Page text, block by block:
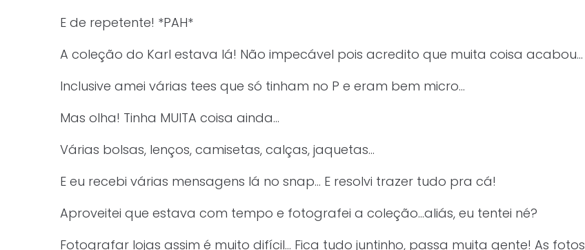
E de repetente! *PAH*
A coleção do Karl estava lá! Não impecável pois acredito que muita coisa acabou…
Inclusive amei várias tees que só tinham no P e eram bem micro…
Mas olha! Tinha MUITA coisa ainda…
Várias bolsas, lenços, camisetas, calças, jaquetas…
E eu recebi várias mensagens lá no snap… E resolvi trazer tudo pra cá!
Aproveitei que estava com tempo e fotografei a coleção…aliás, eu tentei né?
Fotografar lojas assim é muito difícil… Fica tudo juntinho, passa muita gente! As fotos